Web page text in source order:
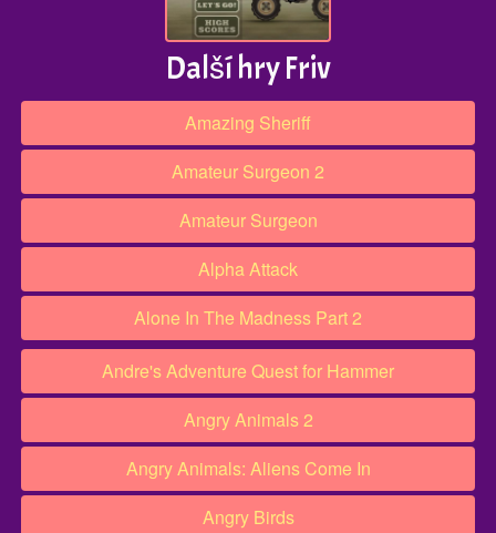
Další hry Friv
Amazing Sheriff
Amateur Surgeon 2
Amateur Surgeon
Alpha Attack
Alone In The Madness Part 2
Andre's Adventure Quest for Hammer
Angry Animals 2
Angry Animals: Aliens Come In
Angry Birds